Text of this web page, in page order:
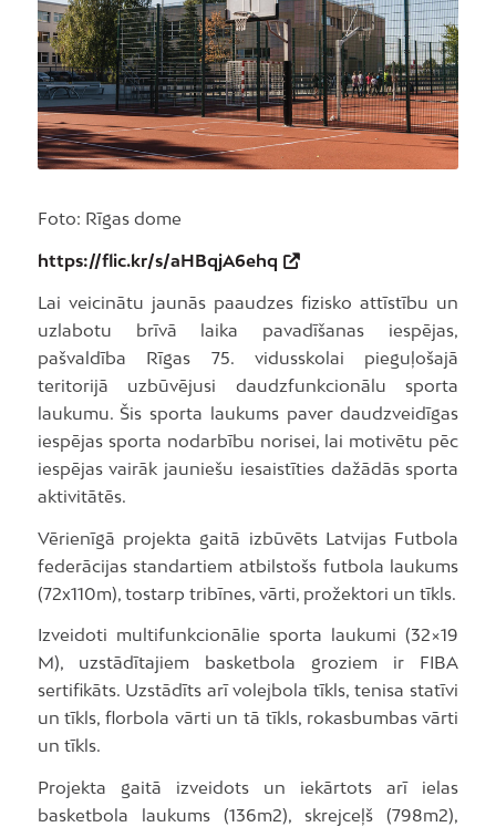
Foto: Rīgas dome
https://flic.kr/s/aHBqjA6ehq
Lai veicinātu jaunās paaudzes fizisko attīstību un
uzlabotu brīvā laika pavadīšanas iespējas,
pašvaldība Rīgas 75. vidusskolai pieguļošajā
teritorijā uzbūvējusi daudzfunkcionālu sporta
laukumu. Šis sporta laukums paver daudzveidīgas
iespējas sporta nodarbību norisei, lai motivētu pēc
iespējas vairāk jauniešu iesaistīties dažādās sporta
aktivitātēs.
Vērienīgā projekta gaitā izbūvēts Latvijas Futbola
federācijas standartiem atbilstošs futbola laukums
(72x110m), tostarp tribīnes, vārti, prožektori un tīkls.
Izveidoti multifunkcionālie sporta laukumi (32×19
M), uzstādītajiem basketbola groziem ir FIBA
sertifikāts. Uzstādīts arī volejbola tīkls, tenisa statīvi
un tīkls, florbola vārti un tā tīkls, rokasbumbas vārti
un tīkls.
Projekta gaitā izveidots un iekārtots arī ielas
basketbola laukums (136m2), skrejceļš (798m2),